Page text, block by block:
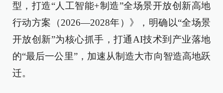
型，打造“人工智能+制造”全场景开放创新高地
行动方案（2026—2028年）》，明确以“全场景
开放创新”为核心抓手，打通AI技术到产业落地
的“最后一公里”，加速从制造大市向智造高地跃
迁。